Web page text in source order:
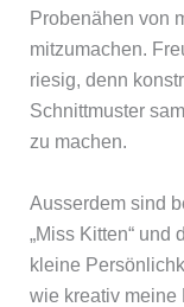
Probenähen von
mitzumachen.
riesig, denn
Schnittmuster
zu machen.
Ausserdem sind
„Miss Kitten“ und
kleine
wie kreativ meine